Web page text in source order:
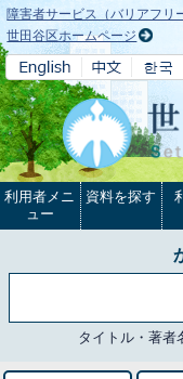
本文へ
障害者サービス（バリアフリ
世田谷区ホームページ
利用者メニ
ュー
資料を探す
タイトル・著者